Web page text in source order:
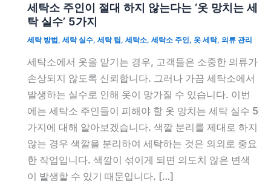
세탁소 주인이 절대 하지 않는다는 ‘옷 망치는 세
탁 실수’ 5가지
세탁 방법 , 세탁 실수, 세탁 팁 , 세탁소, 세탁소 주인, 옷 세탁, 의류 관리
세탁소에서 옷을 맡기는 경우, 고객들은 소중한 의류가
손상되지 않도록 신뢰합니다. 그러나 가끔 세탁소에서
발생하는 실수로 인해 옷이 망가질 수 있습니다. 이번
에는 세탁소 주인들이 피해야 할 옷 망치는 세탁 실수 5
가지에 대해 알아보겠습니다. 색깔 분리를 제대로 하지
않는 경우 색깔을 분리하여 세탁하는 것은 의외로 중요
한 작업입니다. 색깔이 섞이게 되면 의도치 않은 변색
이 발생할 수 있기 때문입니다. […]